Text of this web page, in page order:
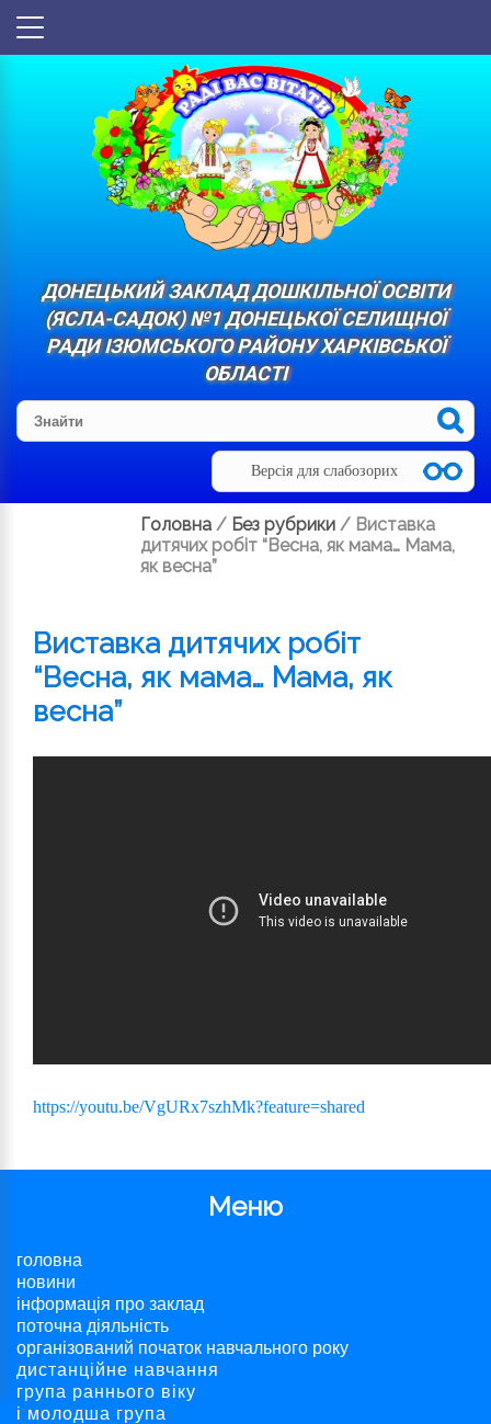
ДОНЕЦЬКИЙ ЗАКЛАД ДОШКІЛЬНОЇ ОСВІТИ
(ЯСЛА-САДОК) №1 ДОНЕЦЬКОЇ СЕЛИЩНОЇ
РАДИ ІЗЮМСЬКОГО РАЙОНУ ХАРКІВСЬКОЇ
ОБЛАСТІ
Версія для слабозорих
Головна / Без рубрики / Виставка
дитячих робіт “Весна, як мама… Мама,
як весна”
Виставка дитячих робіт
“Весна, як мама… Мама, як
весна”
https://youtu.be/VgURx7szhMk?feature=shared
Меню
головна
новини
інформація про заклад
поточна діяльність
організований початок навчального року
дистанційне навчання
група раннього віку
і молодша група